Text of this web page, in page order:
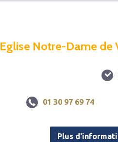
Eglise Notre-Dame de
01 30 97 69 74
Plus